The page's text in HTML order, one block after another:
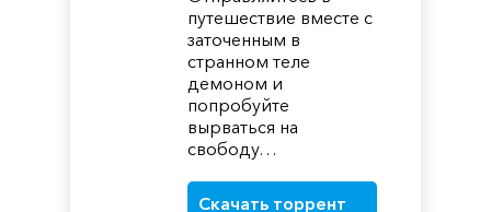
путешествие вместе с
заточенным в
странном теле
демоном и
попробуйте
вырваться на
свободу…
Скачать торрент